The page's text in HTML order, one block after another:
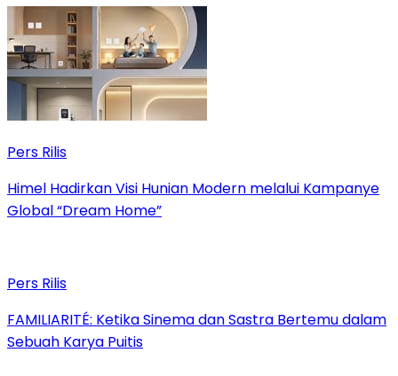
Pers Rilis
Himel Hadirkan Visi Hunian Modern melalui Kampanye
Global “Dream Home”
Pers Rilis
FAMILIARITÉ: Ketika Sinema dan Sastra Bertemu dalam
Sebuah Karya Puitis